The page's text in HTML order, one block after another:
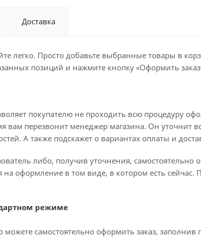
Доставка
легко. Просто добавьте выбранные товары в
позиций и нажмите кнопку «Оформить
покупателю не проходить всю процедуру
вам перезвонит менеджер магазина. Он уточнит
А также подскажет о вариантах оплаты и
либо, получив уточнения,
на оформление в том виде, в котором есть
режиме
самостоятельно оформить заказ, заполнив